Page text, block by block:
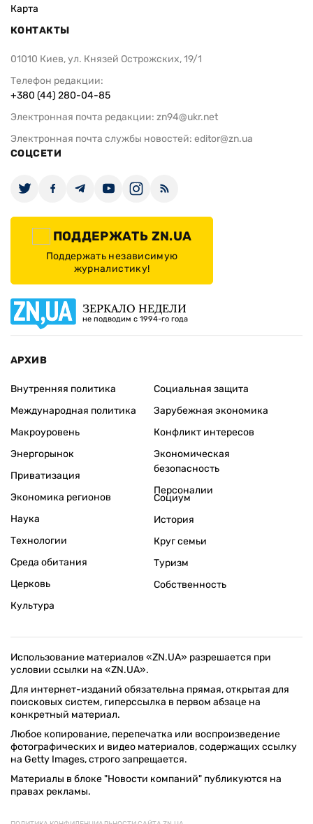
Карта
КОНТАКТЫ
01010 Киев, ул. Князей Острожских, 19/1
Телефон редакции:
+380 (44) 280-04-85
Электронная почта редакции: zn94@ukr.net
Электронная почта службы новостей: editor@zn.ua
СОЦСЕТИ
ПОДДЕРЖАТЬ ZN.UA
Поддержать независимую
журналистику!
ЗЕРКАЛО НЕДЕЛИ
не подводим с 1994-го года
АРХИВ
Внутренняя политика
Международная политика
Макроуровень
Энергорынок
Приватизация
Экономика регионов
Социальная защита
Зарубежная экономика
Конфликт интересов
Экономическая
безопасность
Персоналии
Наука
Технологии
Среда обитания
Церковь
Культура
Социум
История
Круг семьи
Туризм
Собственность
Использование материалов «ZN.UA» разрешается при
условии ссылки на «ZN.UA».
Для интернет-изданий обязательна прямая, открытая для
поисковых систем, гиперссылка в первом абзаце на
конкретный материал.
Любое копирование, перепечатка или воспроизведение
фотографических и видео материалов, содержащих ссылку
на Getty Images, строго запрещается.
Материалы в блоке "Новости компаний" публикуются на
правах рекламы.